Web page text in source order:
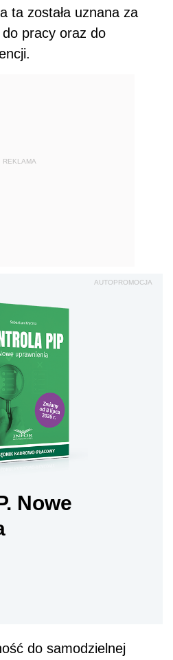
ta została uznana za
do pracy oraz do
REKLAMA
AUTOPROMOCJA
Nowe
do samodzielnej